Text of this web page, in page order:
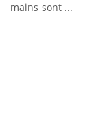
mains sont ...